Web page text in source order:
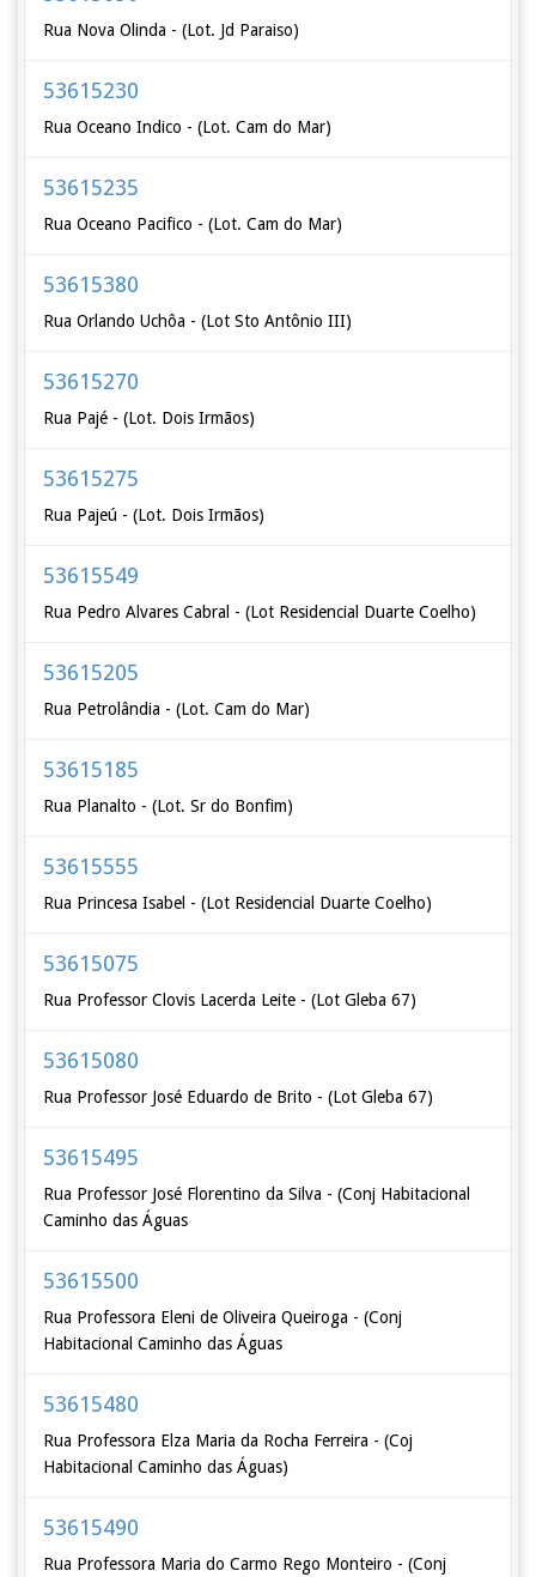
Rua Nova Olinda - (Lot. Jd Paraiso)
53615230
Rua Oceano Indico - (Lot. Cam do Mar)
53615235
Rua Oceano Pacifico - (Lot. Cam do Mar)
53615380
Rua Orlando Uchôa - (Lot Sto Antônio III)
53615270
Rua Pajé - (Lot. Dois Irmãos)
53615275
Rua Pajeú - (Lot. Dois Irmãos)
53615549
Rua Pedro Alvares Cabral - (Lot Residencial Duarte Coelho)
53615205
Rua Petrolândia - (Lot. Cam do Mar)
53615185
Rua Planalto - (Lot. Sr do Bonfim)
53615555
Rua Princesa Isabel - (Lot Residencial Duarte Coelho)
53615075
Rua Professor Clovis Lacerda Leite - (Lot Gleba 67)
53615080
Rua Professor José Eduardo de Brito - (Lot Gleba 67)
53615495
Rua Professor José Florentino da Silva - (Conj Habitacional
Caminho das Águas
53615500
Rua Professora Eleni de Oliveira Queiroga - (Conj
Habitacional Caminho das Águas
53615480
Rua Professora Elza Maria da Rocha Ferreira - (Coj
Habitacional Caminho das Águas)
53615490
Rua Professora Maria do Carmo Rego Monteiro - (Conj